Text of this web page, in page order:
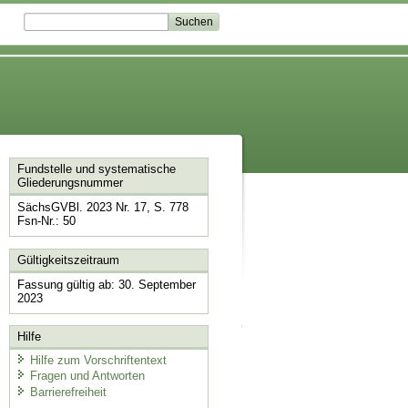
Fundstelle und systematische
Gliederungsnummer
SächsGVBl. 2023 Nr. 17, S. 778
Fsn-Nr.: 50
Gültigkeitszeitraum
Fassung gültig ab: 30. September
2023
Hilfe
Hilfe zum Vorschriftentext
Fragen und Antworten
Barrierefreiheit